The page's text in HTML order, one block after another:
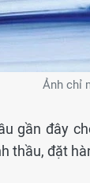
Ảnh chỉ
gần đây
thầu, đặt